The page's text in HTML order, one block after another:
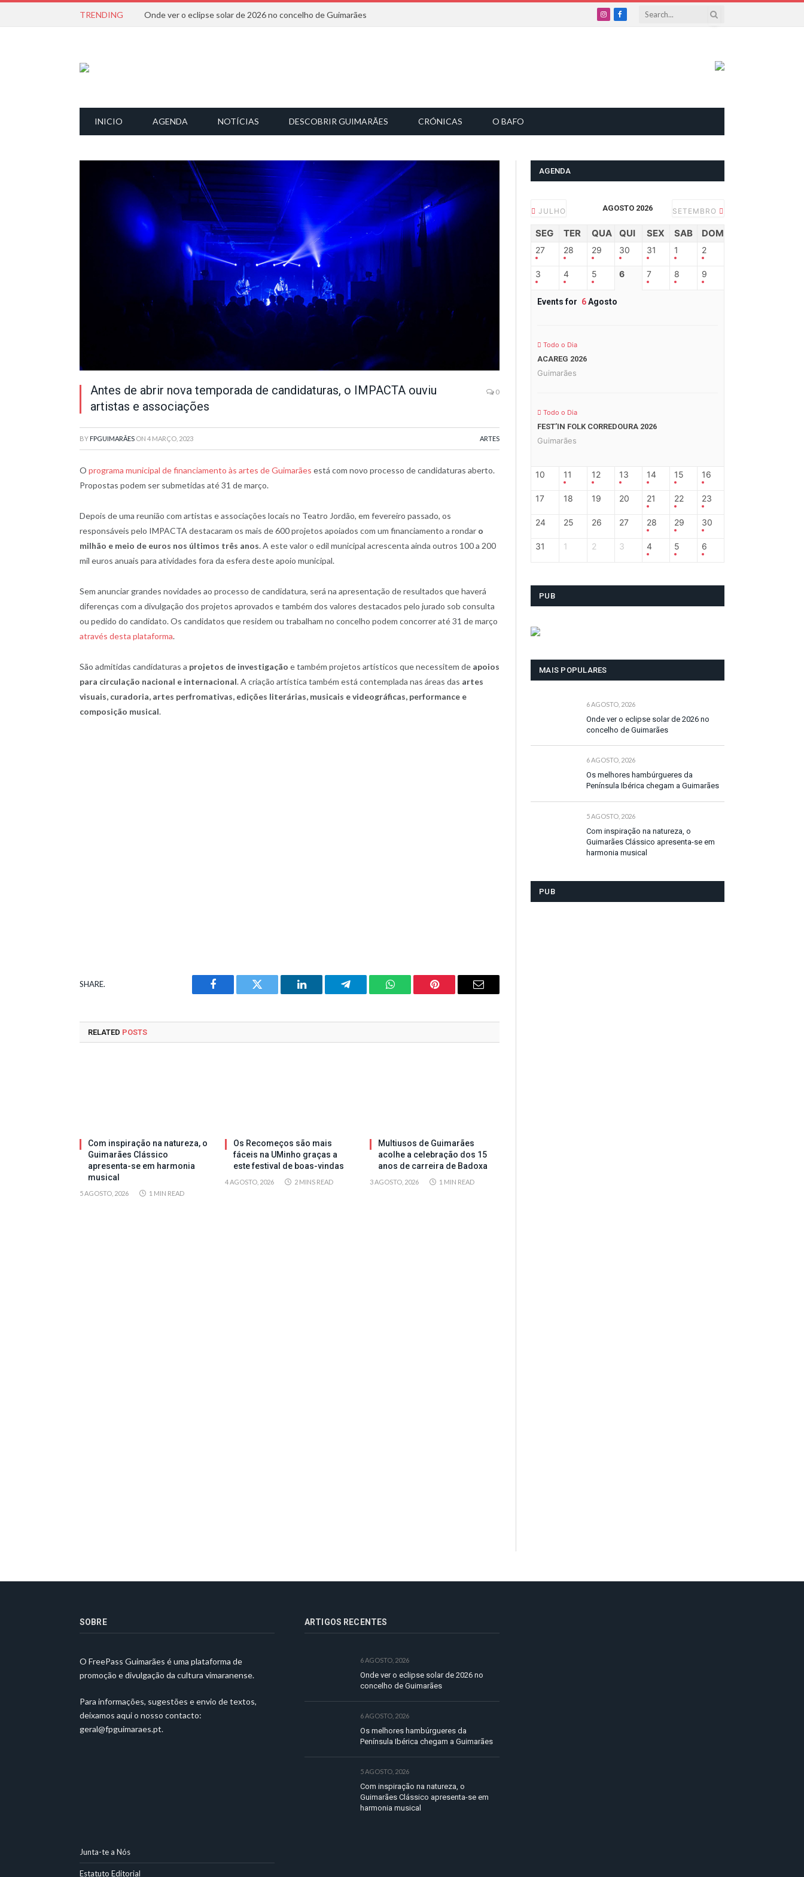
TRENDING Onde ver o eclipse solar de 2026 no concelho de Guimarães
InstagramFacebook
INICIO AGENDA NOTÍCIAS DESCOBRIR GUIMARÃES CRÓNICAS O BAFO
Antes de abrir nova temporada de candidaturas, o IMPACTA ouviu
artistas e associações
0
BY FPGUIMARÃES ON 4 MARÇO, 2023 ARTES
O programa municipal de financiamento às artes de Guimarães está com novo processo de candidaturas aberto.
Propostas podem ser submetidas até 31 de março.
Depois de uma reunião com artistas e associações locais no Teatro Jordão, em fevereiro passado, os
responsáveis pelo IMPACTA destacaram os mais de 600 projetos apoiados com um financiamento a rondar o
milhão e meio de euros nos últimos três anos. A este valor o edil municipal acrescenta ainda outros 100 a 200
mil euros anuais para atividades fora da esfera deste apoio municipal.
Sem anunciar grandes novidades ao processo de candidatura, será na apresentação de resultados que haverá
diferenças com a divulgação dos projetos aprovados e também dos valores destacados pelo jurado sob consulta
ou pedido do candidato. Os candidatos que residem ou trabalham no concelho podem concorrer até 31 de março
através desta plataforma.
São admitidas candidaturas a projetos de investigação e também projetos artísticos que necessitem de apoios
para circulação nacional e internacional. A criação artística também está contemplada nas áreas das artes
visuais, curadoria, artes perfromativas, edições literárias, musicais e videográficas, performance e
composição musical.
SHARE.
Facebook Twitter LinkedIn Telegram WhatsAppPinterest Email
RELATED POSTS
Com inspiração na natureza, o
Guimarães Clássico
apresenta-se em harmonia
musical
5 AGOSTO, 2026 1 MIN READ
Os Recomeços são mais
fáceis na UMinho graças a
este festival de boas-vindas
4 AGOSTO, 2026 2 MINS READ
Multiusos de Guimarães
acolhe a celebração dos 15
anos de carreira de Badoxa
3 AGOSTO, 2026 1 MIN READ
AGENDA
JULHO AGOSTO 2026 SETEMBRO
SEG TER QUA QUI SEX SAB DOM
27 28 29 30 31 1 2
3 4 5 6 7 8 9
Events for 6Agosto
Todo o Dia
ACAREG 2026
Guimarães
Todo o Dia
FEST’IN FOLK CORREDOURA 2026
Guimarães
10 11 12 13 14 15 16
17 18 19 20 21 22 23
24 25 26 27 28 29 30
31 1 2 3 4 5 6
PUB
MAIS POPULARES
6 AGOSTO, 2026
Onde ver o eclipse solar de 2026 no
concelho de Guimarães
6 AGOSTO, 2026
Os melhores hambúrgueres da
Península Ibérica chegam a Guimarães
5 AGOSTO, 2026
Com inspiração na natureza, o
Guimarães Clássico apresenta-se em
harmonia musical
PUB
SOBRE
O FreePass Guimarães é uma plataforma de
promoção e divulgação da cultura vimaranense.
Para informações, sugestões e envio de textos,
deixamos aqui o nosso contacto:
geral@fpguimaraes.pt.
ARTIGOS RECENTES
6 AGOSTO, 2026
Onde ver o eclipse solar de 2026 no
concelho de Guimarães
6 AGOSTO, 2026
Os melhores hambúrgueres da
Península Ibérica chegam a Guimarães
5 AGOSTO, 2026
Com inspiração na natureza, o
Guimarães Clássico apresenta-se em
harmonia musical
Junta-te a Nós
Estatuto Editorial